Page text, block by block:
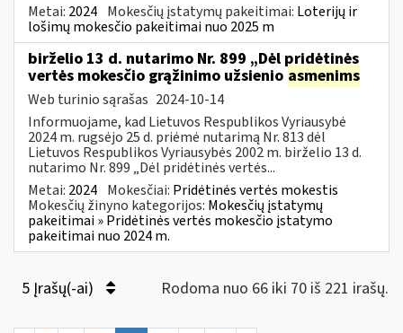
Metai: 2024 Mokesčių įstatymų pakeitimai: Loterijų ir
lošimų mokesčio pakeitimai nuo 2025 m
birželio 13 d. nutarimo Nr. 899 „Dėl pridėtinės
vertės mokesčio grąžinimo užsienio asmenims
Web turinio sąrašas 2024-10-14
Informuojame, kad Lietuvos Respublikos Vyriausybė
2024 m. rugsėjo 25 d. priėmė nutarimą Nr. 813 dėl
Lietuvos Respublikos Vyriausybės 2002 m. birželio 13 d.
nutarimo Nr. 899 „Dėl pridėtinės vertės...
Metai: 2024 Mokesčiai: Pridėtinės vertės mokestis
Mokesčių žinyno kategorijos: Mokesčių įstatymų
pakeitimai » Pridėtinės vertės mokesčio įstatymo
pakeitimai nuo 2024 m.
5 Įrašų(-ai) Rodoma nuo 66 iki 70 iš 221 irašų.